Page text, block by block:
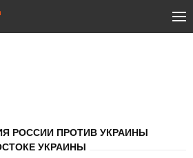
РОССИИ ПРОТИВ УКРАИНЫ
УКРАИНЫ